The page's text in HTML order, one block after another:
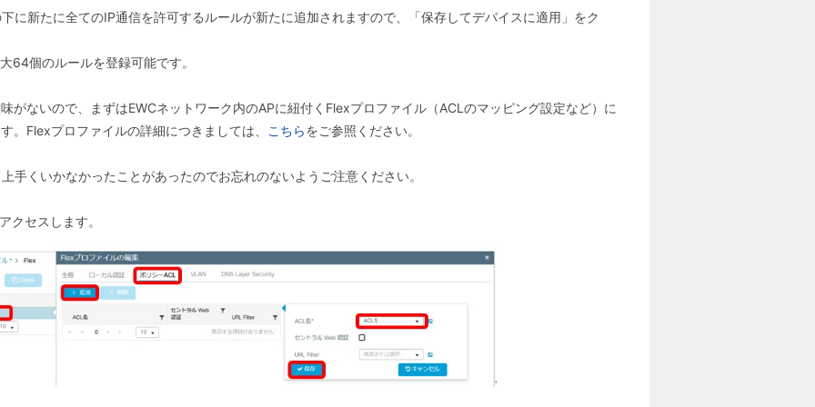
に新たに全てのIP通信を許可するルールが新たに追加されますので、「保存してデバイスに適用」をク
64個のルールを登録可能です。
がないので、まずはEWCネットワーク内のAPに紐付くFlexプロファイル（ACLのマッピング設定など）に
。Flexプロファイルの詳細につきましては、
こちらをご参照ください。
手くいかなかったことがあったのでお忘れのないようご注意ください。
クセスします。